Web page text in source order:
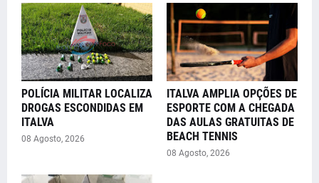
POLÍCIA MILITAR LOCALIZA
DROGAS ESCONDIDAS EM
ITALVA
08 Agosto, 2026
ITALVA AMPLIA OPÇÕES DE
ESPORTE COM A CHEGADA
DAS AULAS GRATUITAS DE
BEACH TENNIS
08 Agosto, 2026